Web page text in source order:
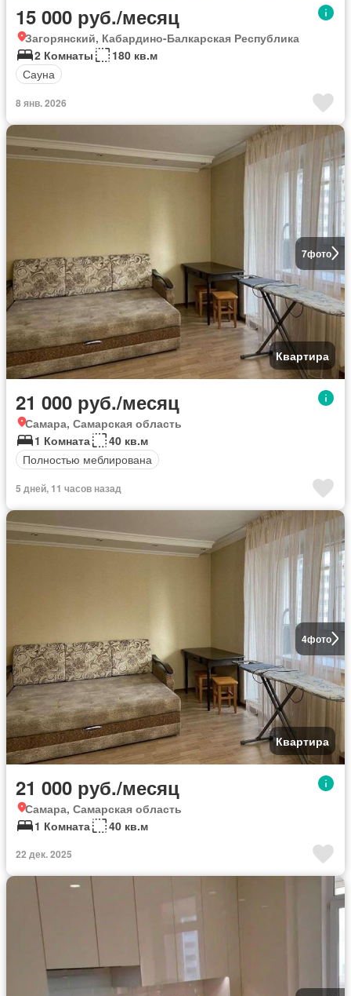
15 000 руб./месяц
Загорянский, Кабардино-Балкарская Республика
2 Комнаты
180 кв.м
Сауна
8 янв. 2026
7фото
Квартира
21 000 руб./месяц
Самара, Самарская область
1 Комната
40 кв.м
Полностью меблирована
5 дней, 11 часов назад
4фото
Квартира
21 000 руб./месяц
Самара, Самарская область
1 Комната
40 кв.м
22 дек. 2025